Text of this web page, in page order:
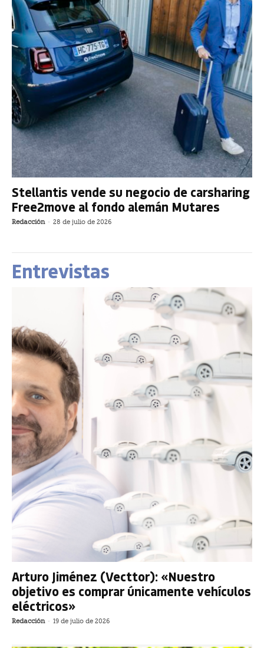
Stellantis vende su negocio de carsharing
Free2move al fondo alemán Mutares
Redacción - 28 de julio de 2026
Entrevistas
Arturo Jiménez (Vecttor): «Nuestro
objetivo es comprar únicamente vehículos
eléctricos»
Redacción - 19 de julio de 2026